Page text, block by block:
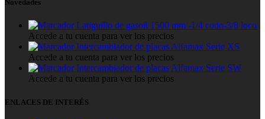
Novedades
Latiguillo de gasoil 1500 mm -1/4 codo-3/8 loco
Accede a tu cuenta para ver los precios
Intercambiador de placas Alfamax Serie XS
Accede a tu cuenta para ver los precios
Intercambiador de placas Alfamax Serie SW
Accede a tu cuenta para ver los precios
ENLACES DE INTERÉS